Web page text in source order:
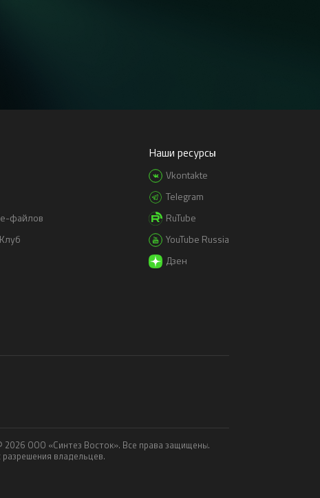
файлов
Наши ресурсы
Vkontakte
Telegram
RuTube
YouTube Russia
Дзен
2026 ООО «Синтез Восток». Все права защищены.
владельцев.